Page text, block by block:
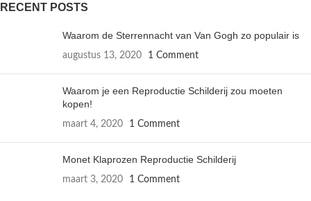
RECENT POSTS
Waarom de Sterrennacht van Van Gogh zo populair is
augustus 13, 2020 1 Comment
Waarom je een Reproductie Schilderij zou moeten
kopen!
maart 4, 2020 1 Comment
Monet Klaprozen Reproductie Schilderij
maart 3, 2020 1 Comment